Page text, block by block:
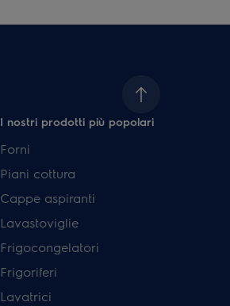
I nostri prodotti più popolari
Forni
Piani cottura
Cappe aspiranti
Lavastoviglie
Frigocongelatori
Frigoriferi
Lavatrici